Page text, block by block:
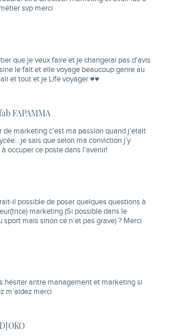
svp merci
que je veux faire et je changerai pas d’avis
le fait et elle voyage beaucoup genre au
et tout et je Life voyager ♥️♥️
FAPAMMA
de marketing c’est ma passion quand j’etait
sais que selon ma conviction j’y
occuper ce poste dans l’avenir!
il possible de poser quelques questions à
marketing (Si possible dans le
sport mais sinon ce n’et pas grave) ? Merci
hésiter antre management et marketing si
m’aidez merci